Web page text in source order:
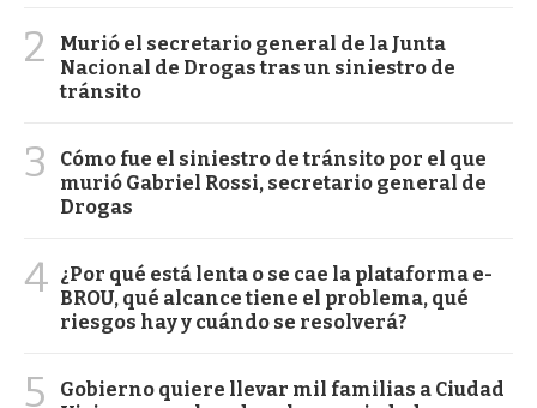
2
Murió el secretario general de la Junta
Nacional de Drogas tras un siniestro de
tránsito
3
Cómo fue el siniestro de tránsito por el que
murió Gabriel Rossi, secretario general de
Drogas
4 ¿Por qué está lenta o se cae la plataforma e-
BROU, qué alcance tiene el problema, qué
riesgos hay y cuándo se resolverá?
5
Gobierno quiere llevar mil familias a Ciudad